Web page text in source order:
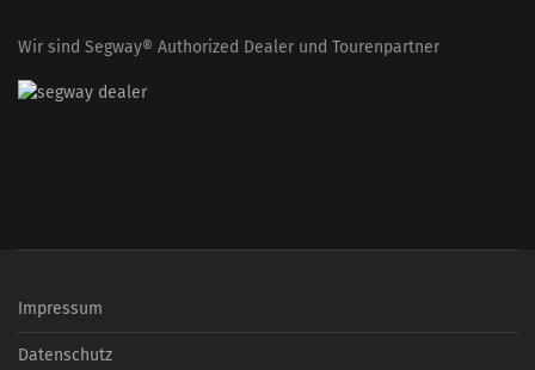
Wir sind Segway® Authorized Dealer und Tourenpartner
Impressum
Datenschutz